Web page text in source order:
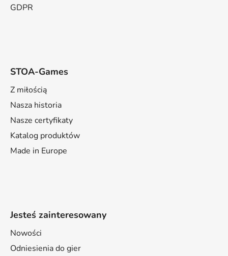
GDPR
STOA-Games
Z miłością
Nasza historia
Nasze certyfikaty
Katalog produktów
Made in Europe
Jesteś zainteresowany
Nowości
Odniesienia do gier